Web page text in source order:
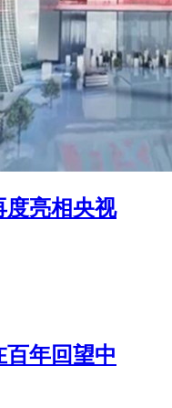
度亮相央视
百年回望中